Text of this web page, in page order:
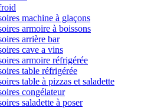
machine à glaçons
armoire à boissons
arrière bar
cave a vins
armoire réfrigérée
table réfrigérée
table à pizzas et saladette
congélateur
saladette à poser